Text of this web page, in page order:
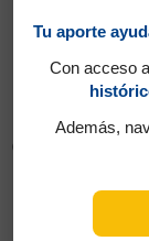
08/10/1933
Tu aporte
Con acceso
Además,